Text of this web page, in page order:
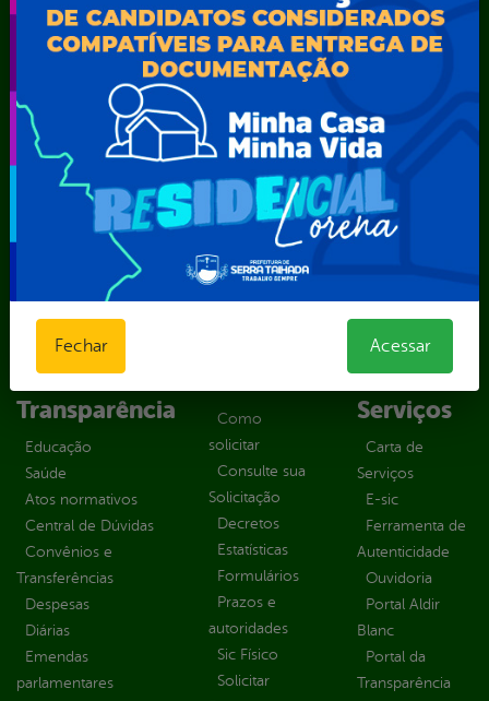
SEMARH / Secretaria de Agricultura Familiar – SEMAF
Secretaria Municipal de Educação – SEST
Secretaria Municipal de Esporte e Lazer – SEMEL
Secretaria Municipal de Finanças – SECFIN
Secretaria Municipal de Governo – SEGOV
Secretaria Municipal de Meio Ambiente – SEMA
Secretaria Municipal de Planejamento e Gestão – SEPLAG
Secretaria Municipal de Relações Institucionais – SEMRI
Secretaria Municipal de Saúde – SMS
Secretaria Municipal de Serviços Públicos – SEMUSP
Superintendência de Trânsito e Transportes de Serra
Portal da
Transparência
Educação
Saúde
Atos normativos
Central de Dúvidas
Convênios e
Transferências
Despesas
Diárias
Emendas
parlamentares
Como
solicitar
Consulte sua
Solicitação
Decretos
Estatísticas
Formulários
Prazos e
autoridades
Sic Físico
Solicitar
Outros
Serviços
Carta de
Serviços
E-sic
Ferramenta de
Autenticidade
Ouvidoria
Portal Aldir
Blanc
Portal da
Transparência
Fechar Acessar